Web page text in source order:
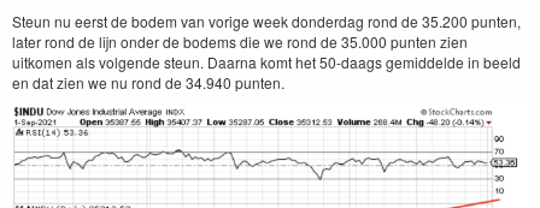
Steun nu eerst de bodem van vorige week donderdag rond de 35.200 punten,
later rond de lijn onder de bodems die we rond de 35.000 punten zien
uitkomen als volgende steun. Daarna komt het 50-daags gemiddelde in beeld
en dat zien we nu rond de 34.940 punten.